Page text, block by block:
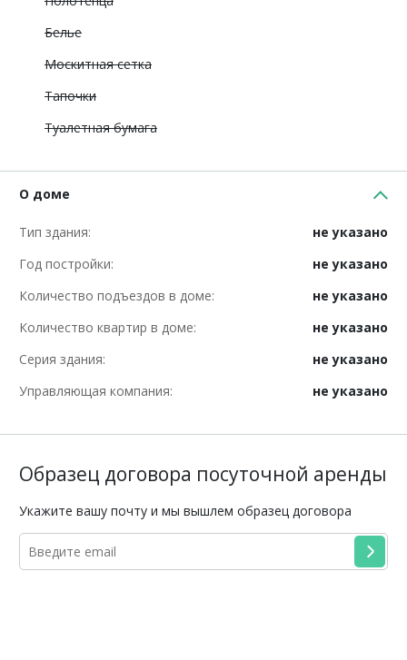
Белье
Москитная сетка
Тапочки
Туалетная бумага
О доме
Тип здания:
не указано
Год постройки:
не указано
Количество подъездов в доме:
не указано
Количество квартир в доме:
не указано
Серия здания:
не указано
Управляющая компания:
не указано
Образец договора посуточной аренды
Укажите вашу почту и мы вышлем образец договора